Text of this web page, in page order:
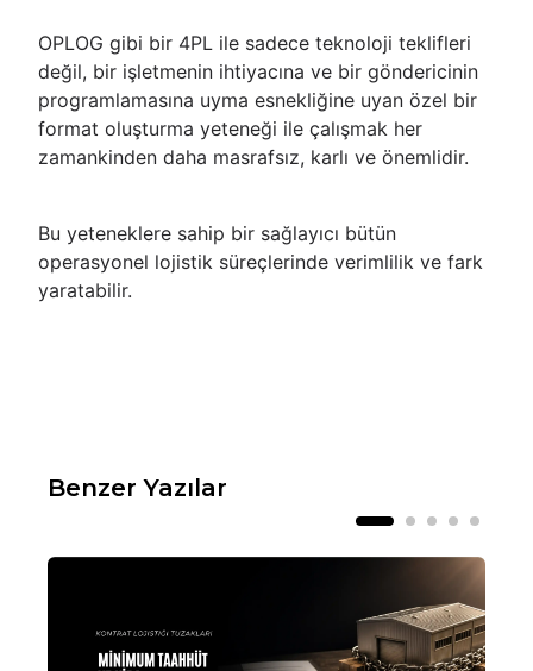
OPLOG gibi bir 4PL ile sadece teknoloji teklifleri
değil, bir işletmenin ihtiyacına ve bir göndericinin
programlamasına uyma esnekliğine uyan özel bir
format oluşturma yeteneği ile çalışmak her
zamankinden daha masrafsız, karlı ve önemlidir.
Bu yeteneklere sahip bir sağlayıcı bütün
operasyonel lojistik süreçlerinde verimlilik ve fark
yaratabilir.
Benzer Yazılar